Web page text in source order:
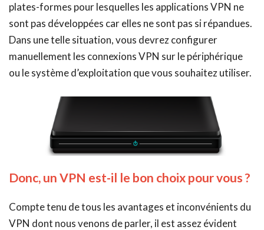
plates-formes pour lesquelles les applications VPN ne
sont pas développées car elles ne sont pas si répandues.
Dans une telle situation, vous devrez configurer
manuellement les connexions VPN sur le périphérique
ou le système d’exploitation que vous souhaitez utiliser.
Donc, un VPN est-il le bon choix pour vous ?
Compte tenu de tous les avantages et inconvénients du
VPN dont nous venons de parler, il est assez évident